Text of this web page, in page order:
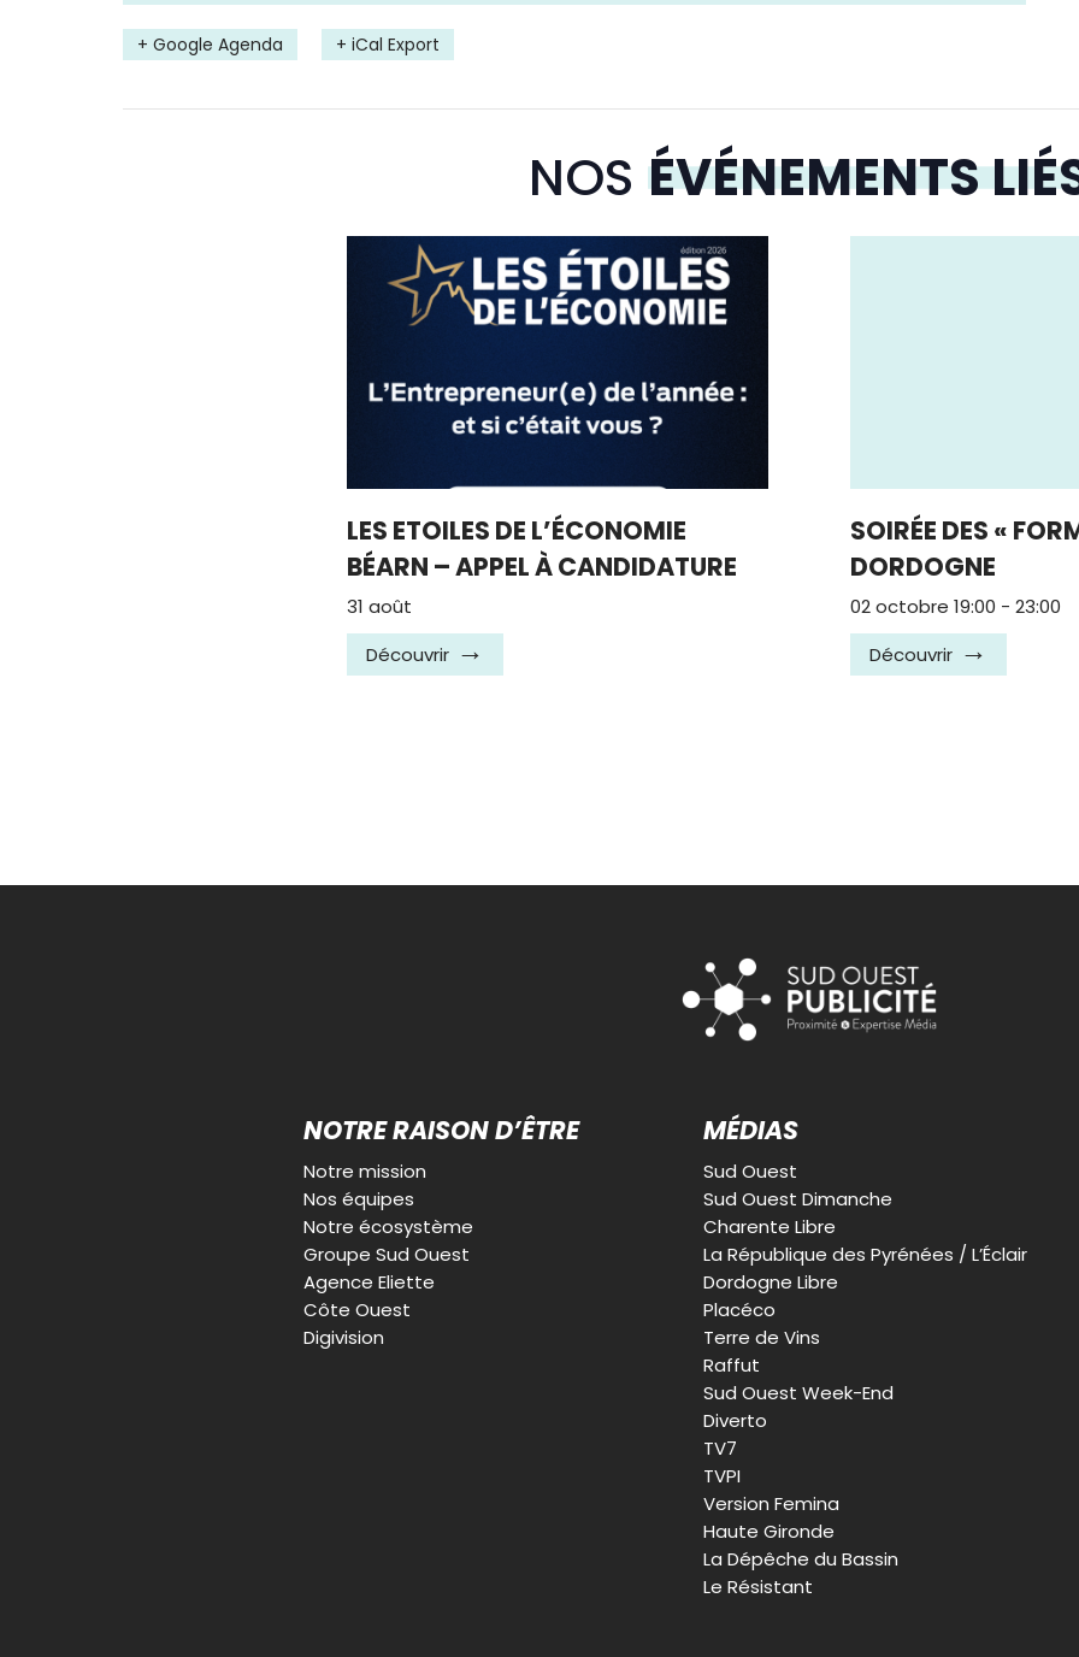
+ Google Agenda + iCal Export
NOS ÉVÉNEMENTS
LES ETOILES DE L’ÉCONOMIE
BÉARN – APPEL À CANDIDATURE
31 août
Découvrir
SOIRÉE DES «
DORDOGNE
02 octobre 19:00 - 23:00
Découvrir
NOTRE RAISON D’ÊTRE
Notre mission
Nos équipes
Notre écosystème
Groupe Sud Ouest
Agence Eliette
Côte Ouest
Digivision
MÉDIAS
Sud Ouest
Sud Ouest Dimanche
Charente Libre
La République des Pyrénées / L’Éclair
Dordogne Libre
Placéco
Terre de Vins
Raffut
Sud Ouest Week-End
Diverto
TV7
TVPI
Version Femina
Haute Gironde
La Dépêche du Bassin
Le Résistant